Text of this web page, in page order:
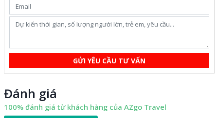
GỬI YÊU CẦU TƯ VẤN
Đánh giá
100% đánh giá từ khách hàng của AZgo Travel